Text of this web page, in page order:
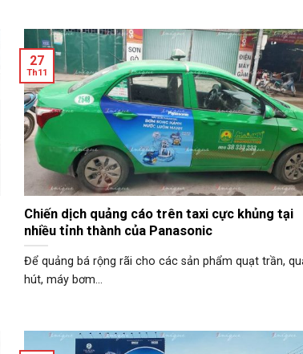
Chiến dịch quảng cáo trên taxi cực khủng tại
nhiều tỉnh thành của Panasonic
Để quảng bá rộng rãi cho các sản phẩm quạt trần,
hút, máy bơm...
27
Th11